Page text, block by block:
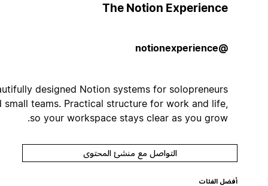
The Notion Experience
Beautifully designed Notion systems for solopreneurs
and small teams. Practical structure for work and life,
so your workspace stays clear as you grow.
التواصل مع منشئ المحتوى
أفضل الفئات